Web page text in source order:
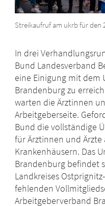
Streikaufruf am ukrb für den
In drei
Bund Landesverband
eine Einigung mit dem
Brandenburg zu
warten die Ärztinnen
Arbeitgeberseite.
Bund die vollständige
für Ärztinnen und
Krankenhäusern. Das
Brandenburg befindet
Landkreises
fehlenden
Arbeitgeberverband